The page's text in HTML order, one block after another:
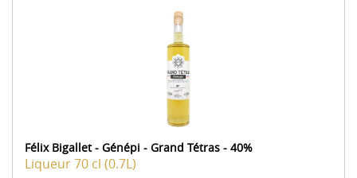
Félix Bigallet - Génépi - Grand Tétras - 40%
Liqueur70 cl (0.7L)